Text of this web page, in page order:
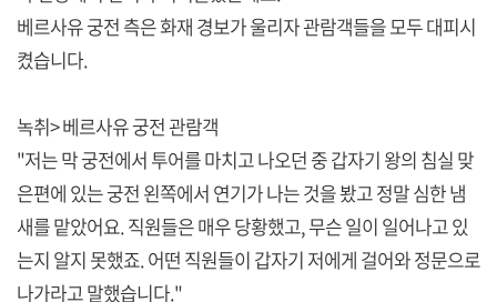
베르사유 궁전 측은 화재 경보가 울리자 관람객들을 모두 대피시
켰습니다.
녹취> 베르사유 궁전 관람객
"저는 막 궁전에서 투어를 마치고 나오던 중 갑자기 왕의 침실 맞
은편에 있는 궁전 왼쪽에서 연기가 나는 것을 봤고 정말 심한 냄
새를 맡았어요. 직원들은 매우 당황했고, 무슨 일이 일어나고 있
는지 알지 못했죠. 어떤 직원들이 갑자기 저에게 걸어와 정문으로
나가라고 말했습니다."